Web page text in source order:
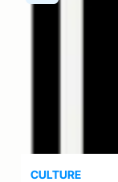
CULTURE